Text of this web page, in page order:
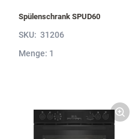
Spülenschrank SPUD60
SKU: 31206
Menge: 1